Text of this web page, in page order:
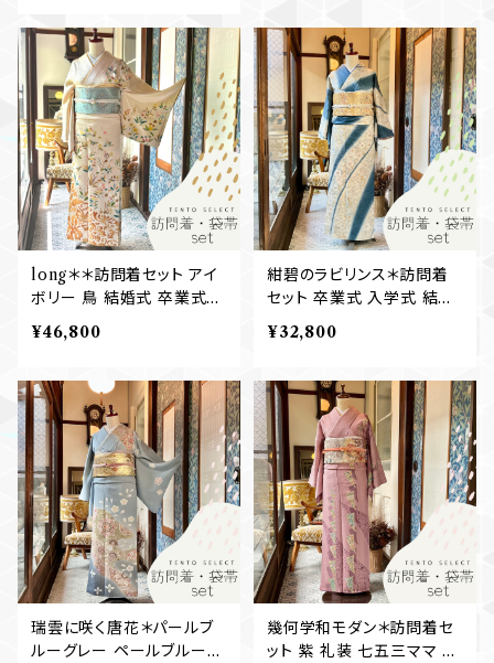
long＊＊訪問着セット アイ
ボリー 鳥 結婚式 卒業式
入学式 お宮参り 七五三マ
マ 訪問着+袋帯 B616
¥46,800
紺碧のラビリンス＊訪問着
セット 卒業式 入学式 結婚
式 七五三ママ 訪問着+袋
帯 B612
¥32,800
瑞雲に咲く唐花＊パールブ
ルーグレー ペールブルー
幾何学和モダン＊訪問着セ
ット 紫 礼装 七五三ママ 卒